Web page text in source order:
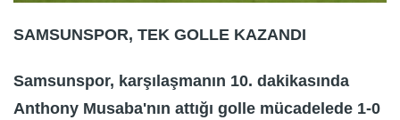
SAMSUNSPOR, TEK GOLLE KAZANDI
Samsunspor, karşılaşmanın 10. dakikasında
Anthony Musaba'nın attığı golle mücadelede 1-0